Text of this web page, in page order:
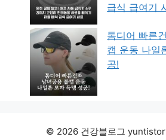
급식 급여기
톰디어 빠른
캡 운동 나일
공!
© 2026 건강블로그